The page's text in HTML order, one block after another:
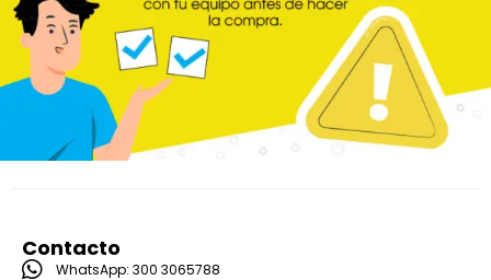
Contacto
WhatsApp: 300 3065788